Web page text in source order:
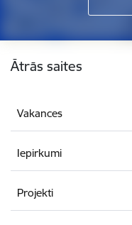
Ātrās saites
Vakances
Iepirkumi
Projekti